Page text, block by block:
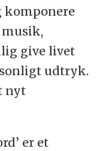
komponere
musik,
give livet
udtryk.
nyt
er et